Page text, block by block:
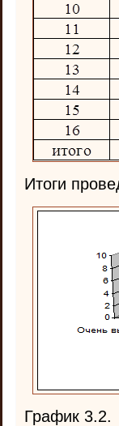
Итоги
График 3.2.